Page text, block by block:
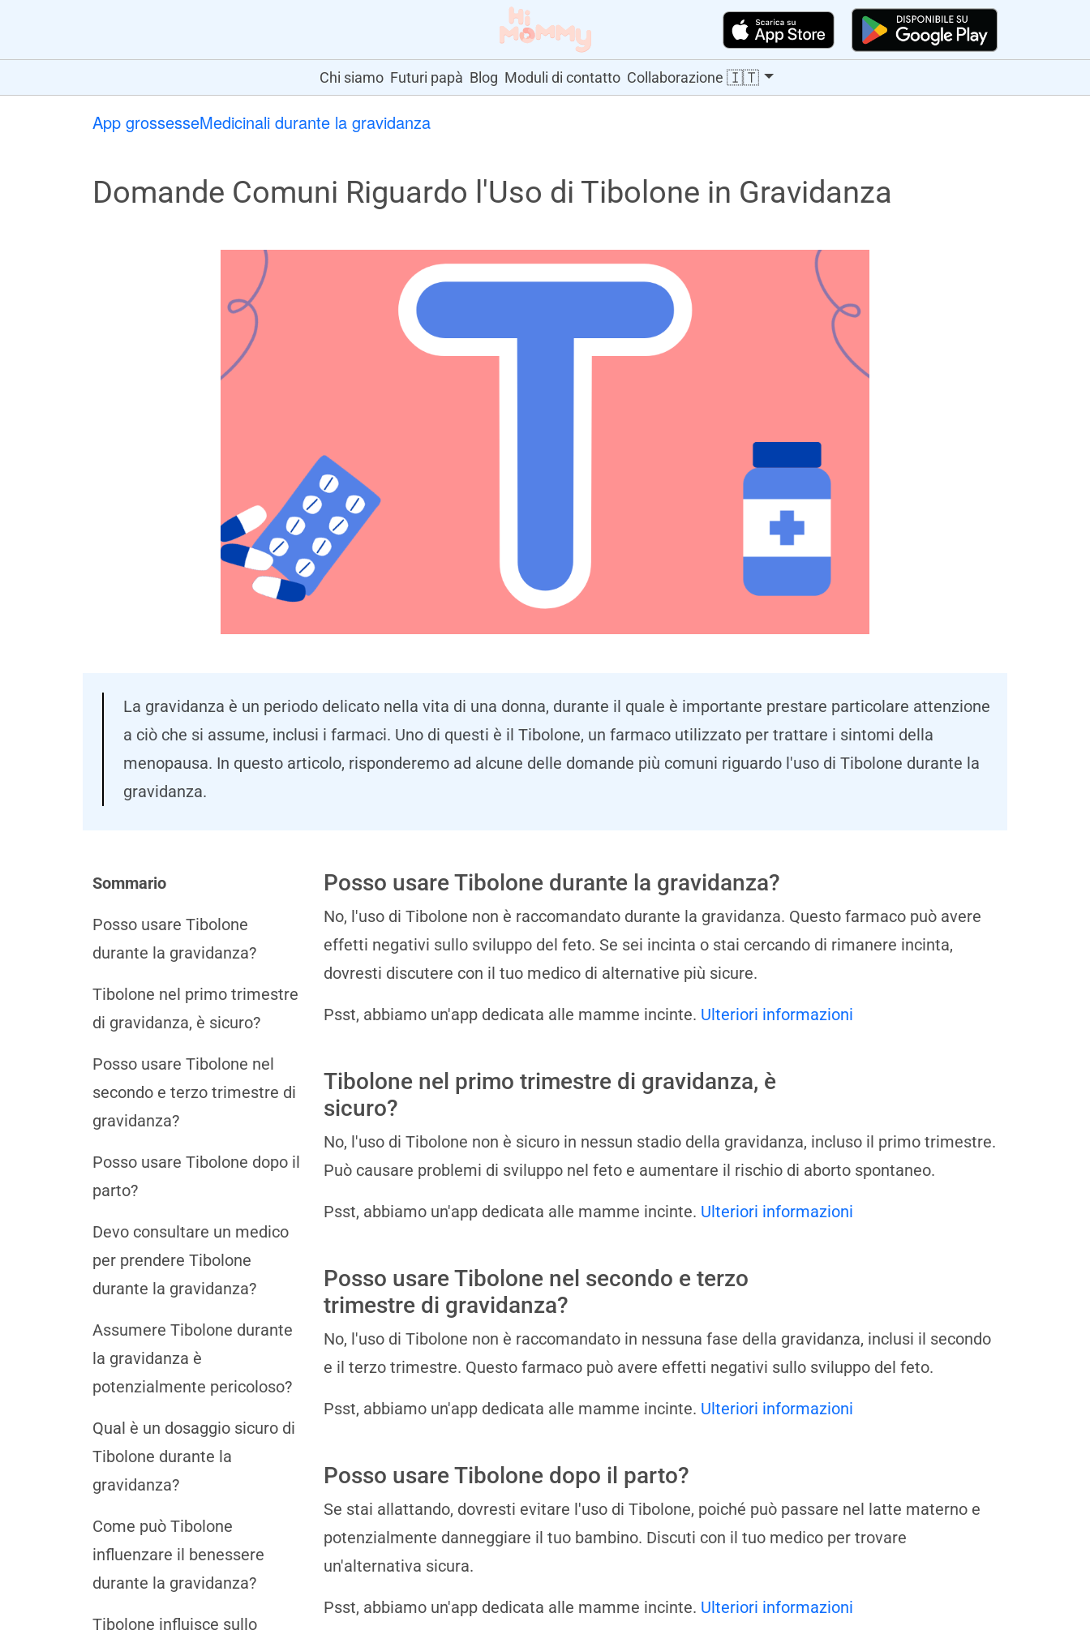
Chi siamo Futuri papà Blog Moduli di contatto Collaborazione 🇮🇹
App grossesseMedicinali durante la gravidanza
Domande Comuni Riguardo l'Uso di Tibolone in Gravidanza
La gravidanza è un periodo delicato nella vita di una donna, durante il quale è importante prestare particolare attenzione
a ciò che si assume, inclusi i farmaci. Uno di questi è il Tibolone, un farmaco utilizzato per trattare i sintomi della
menopausa. In questo articolo, risponderemo ad alcune delle domande più comuni riguardo l'uso di Tibolone durante la
gravidanza.
Sommario
Posso usare Tibolone
durante la gravidanza?
Tibolone nel primo trimestre
di gravidanza, è sicuro?
Posso usare Tibolone nel
secondo e terzo trimestre di
gravidanza?
Posso usare Tibolone dopo il
parto?
Devo consultare un medico
per prendere Tibolone
durante la gravidanza?
Assumere Tibolone durante
la gravidanza è
potenzialmente pericoloso?
Qual è un dosaggio sicuro di
Tibolone durante la
gravidanza?
Come può Tibolone
influenzare il benessere
durante la gravidanza?
Tibolone influisce sullo
Posso usare Tibolone durante la gravidanza?
No, l'uso di Tibolone non è raccomandato durante la gravidanza. Questo farmaco può avere
effetti negativi sullo sviluppo del feto. Se sei incinta o stai cercando di rimanere incinta,
dovresti discutere con il tuo medico di alternative più sicure.
Psst, abbiamo un'app dedicata alle mamme incinte. Ulteriori informazioni
Tibolone nel primo trimestre di gravidanza, è
sicuro?
No, l'uso di Tibolone non è sicuro in nessun stadio della gravidanza, incluso il primo trimestre.
Può causare problemi di sviluppo nel feto e aumentare il rischio di aborto spontaneo.
Psst, abbiamo un'app dedicata alle mamme incinte. Ulteriori informazioni
Posso usare Tibolone nel secondo e terzo
trimestre di gravidanza?
No, l'uso di Tibolone non è raccomandato in nessuna fase della gravidanza, inclusi il secondo
e il terzo trimestre. Questo farmaco può avere effetti negativi sullo sviluppo del feto.
Psst, abbiamo un'app dedicata alle mamme incinte. Ulteriori informazioni
Posso usare Tibolone dopo il parto?
Se stai allattando, dovresti evitare l'uso di Tibolone, poiché può passare nel latte materno e
potenzialmente danneggiare il tuo bambino. Discuti con il tuo medico per trovare
un'alternativa sicura.
Psst, abbiamo un'app dedicata alle mamme incinte. Ulteriori informazioni